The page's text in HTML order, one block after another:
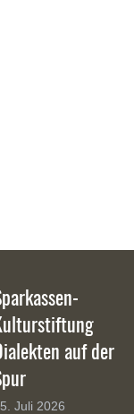
auf der
Juli 2026